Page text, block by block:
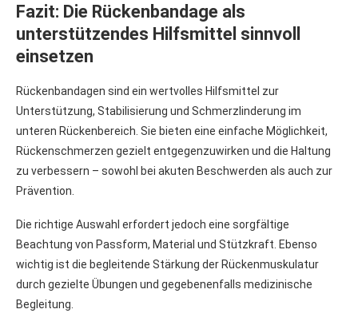
Fazit: Die Rückenbandage als
unterstützendes Hilfsmittel sinnvoll
einsetzen
Rückenbandagen sind ein wertvolles Hilfsmittel zur
Unterstützung, Stabilisierung und Schmerzlinderung im
unteren Rückenbereich. Sie bieten eine einfache Möglichkeit,
Rückenschmerzen gezielt entgegenzuwirken und die Haltung
zu verbessern – sowohl bei akuten Beschwerden als auch zur
Prävention.
Die richtige Auswahl erfordert jedoch eine sorgfältige
Beachtung von Passform, Material und Stützkraft. Ebenso
wichtig ist die begleitende Stärkung der Rückenmuskulatur
durch gezielte Übungen und gegebenenfalls medizinische
Begleitung.